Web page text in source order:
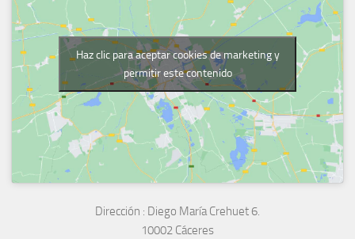
Haz clic para aceptar cookies de marketing y
permitir este contenido
Dirección : Diego María Crehuet 6.
10002 Cáceres